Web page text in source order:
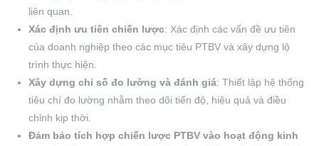
liên quan.
Xác định ưu tiên chiến lược: Xác định các vấn đề ưu tiên
của doanh nghiệp theo các mục tiêu PTBV và xây dựng lộ
trình thực hiện.
Xây dựng chỉ số đo lường và đánh giá: Thiết lập hệ thống
tiêu chí đo lường nhằm theo dõi tiến độ, hiệu quả và điều
chỉnh kịp thời.
Đảm bảo tích hợp chiến lược PTBV vào hoạt động kinh